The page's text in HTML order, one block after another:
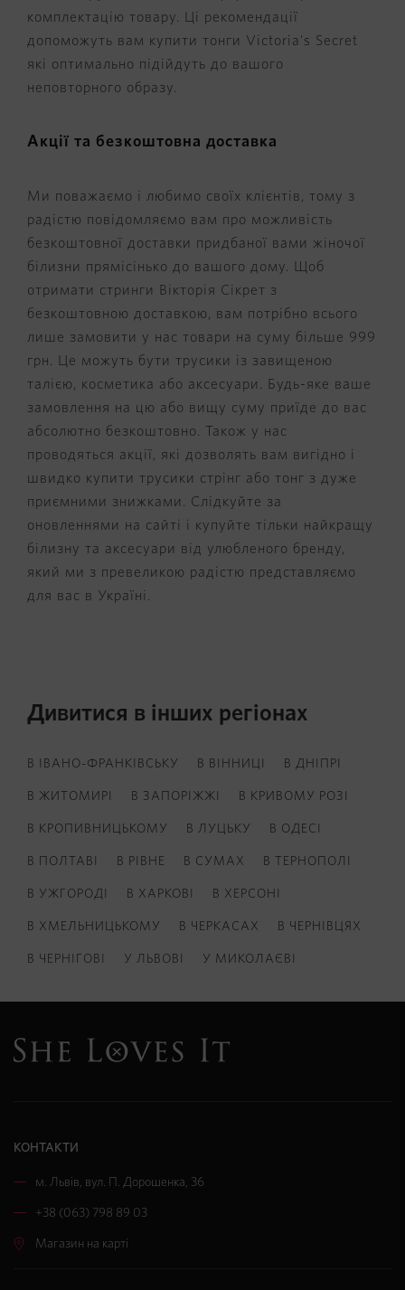
комплектацію товару. Ці рекомендації
допоможуть вам купити тонги Victoria's Secret
які оптимально підійдуть до вашого
неповторного образу.
Акції та безкоштовна доставка
Ми поважаємо і любимо своїх клієнтів, тому з
радістю повідомляємо вам про можливість
безкоштовної доставки придбаної вами жіночої
білизни прямісінько до вашого дому. Щоб
отримати стринги Вікторія Сікрет з
безкоштовною доставкою, вам потрібно всього
лише замовити у нас товари на суму більше 999
грн. Це можуть бути трусики із завищеною
талією, косметика або аксесуари. Будь-яке ваше
замовлення на цю або вищу суму приїде до вас
абсолютно безкоштовно.
Також у нас
проводяться акції, які дозволять вам вигідно і
швидко купити трусики стрінг або тонг з дуже
приємними знижками. Слідкуйте за
оновленнями на сайті і купуйте тільки найкращу
білизну та аксесуари від улюбленого бренду,
який ми з превеликою радістю представляємо
для вас в Україні.
Дивитися в інших регіонах
В ІВАНО-ФРАНКІВСЬКУ В ВІННИЦІ В ДНІПРІ
В ЖИТОМИРІ В ЗАПОРІЖЖІ В КРИВОМУ РОЗІ
В КРОПИВНИЦЬКОМУ В ЛУЦЬКУ В ОДЕСІ
В ПОЛТАВІ В РІВНЕ В СУМАХ В ТЕРНОПОЛІ
В УЖГОРОДІ В ХАРКОВІ В ХЕРСОНІ
В ХМЕЛЬНИЦЬКОМУ В ЧЕРКАСАХ В ЧЕРНІВЦЯХ
В ЧЕРНІГОВІ У ЛЬВОВІ У МИКОЛАЄВІ
КОНТАКТИ
м. Львів, вул. П. Дорошенка, 36
+38 (063) 798 89 03
Магазин на карті